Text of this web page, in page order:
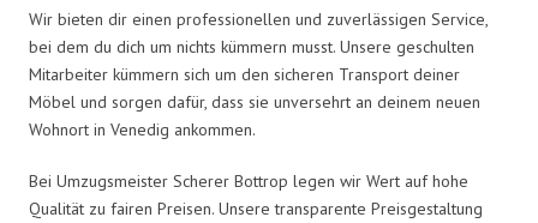
Wir bieten dir einen professionellen und zuverlässigen Service,
bei dem du dich um nichts kümmern musst. Unsere geschulten
Mitarbeiter kümmern sich um den sicheren Transport deiner
Möbel und sorgen dafür, dass sie unversehrt an deinem neuen
Wohnort in Venedig ankommen.
Bei Umzugsmeister Scherer Bottrop legen wir Wert auf hohe
Qualität zu fairen Preisen. Unsere transparente Preisgestaltung